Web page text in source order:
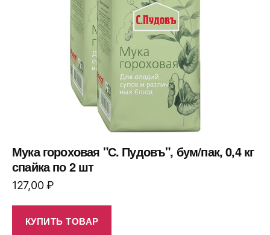
Мука гороховая "С. Пудовъ", бум/пак, 0,4 кг
спайка по 2 шт
127,00₽
КУПИТЬ ТОВАР